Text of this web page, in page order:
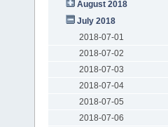
August 2018
July 2018
2018-07-01
2018-07-02
2018-07-03
2018-07-04
2018-07-05
2018-07-06